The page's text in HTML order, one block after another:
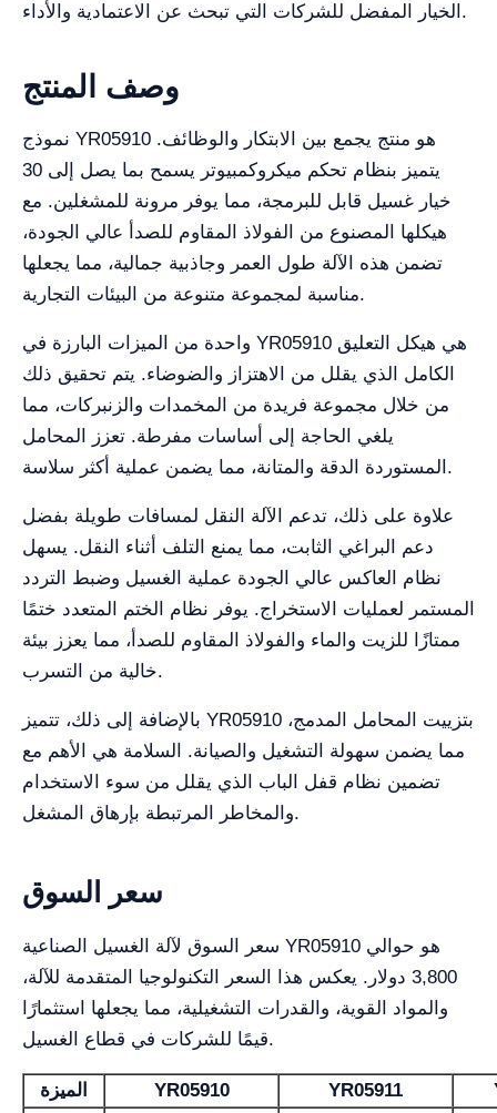
الخيار المفضل للشركات التي تبحث عن الاعتمادية والأداء.
وصف المنتج
نموذج YR05910 هو منتج يجمع بين الابتكار والوظائف.
يتميز بنظام تحكم ميكروكمبيوتر يسمح بما يصل إلى 30
خيار غسيل قابل للبرمجة، مما يوفر مرونة للمشغلين. مع
هيكلها المصنوع من الفولاذ المقاوم للصدأ عالي الجودة،
تضمن هذه الآلة طول العمر وجاذبية جمالية، مما يجعلها
مناسبة لمجموعة متنوعة من البيئات التجارية.
واحدة من الميزات البارزة في YR05910 هي هيكل التعليق
الكامل الذي يقلل من الاهتزاز والضوضاء. يتم تحقيق ذلك
من خلال مجموعة فريدة من المخمدات والزنبركات، مما
يلغي الحاجة إلى أساسات مفرطة. تعزز المحامل
المستوردة الدقة والمتانة، مما يضمن عملية أكثر سلاسة.
علاوة على ذلك، تدعم الآلة النقل لمسافات طويلة بفضل
دعم البراغي الثابت، مما يمنع التلف أثناء النقل. يسهل
نظام العاكس عالي الجودة عملية الغسيل وضبط التردد
المستمر لعمليات الاستخراج. يوفر نظام الختم المتعدد ختمًا
ممتازًا للزيت والماء والفولاذ المقاوم للصدأ، مما يعزز بيئة
خالية من التسرب.
بالإضافة إلى ذلك، تتميز YR05910 بتزييت المحامل المدمج،
مما يضمن سهولة التشغيل والصيانة. السلامة هي الأهم مع
تضمين نظام قفل الباب الذي يقلل من سوء الاستخدام
والمخاطر المرتبطة بإرهاق المشغل.
سعر السوق
سعر السوق لآلة الغسيل الصناعية YR05910 هو حوالي
3,800 دولار. يعكس هذا السعر التكنولوجيا المتقدمة للآلة،
والمواد القوية، والقدرات التشغيلية، مما يجعلها استثمارًا
قيمًا للشركات في قطاع الغسيل.
الميزة YR05910 YR05911